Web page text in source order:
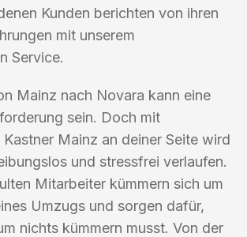
Kunden berichten von ihren
mit unserem
Service.
Mainz nach Novara kann eine
sein. Doch mit
Mainz an deiner Seite wird
und stressfrei verlaufen.
Mitarbeiter kümmern sich um
Umzugs und sorgen dafür,
nichts kümmern musst. Von der